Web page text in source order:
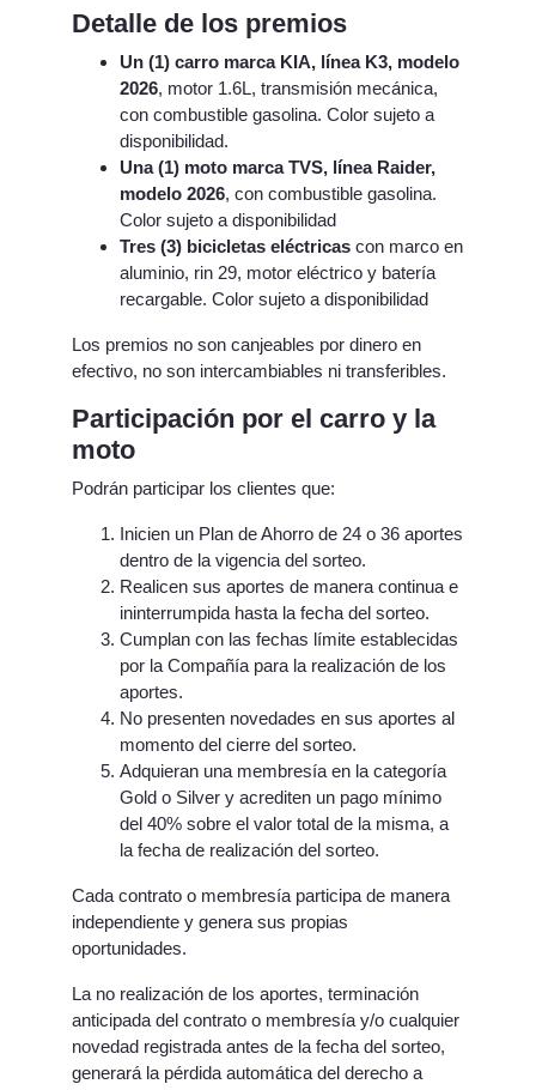
Detalle de los premios
Un (1) carro marca KIA, línea K3, modelo
2026, motor 1.6L, transmisión mecánica,
con combustible gasolina. Color sujeto a
disponibilidad.
Una (1) moto marca TVS, línea Raider,
modelo 2026, con combustible gasolina.
Color sujeto a disponibilidad
Tres (3) bicicletas eléctricas con marco en
aluminio, rin 29, motor eléctrico y batería
recargable. Color sujeto a disponibilidad
Los premios no son canjeables por dinero en
efectivo, no son intercambiables ni transferibles.
Participación por el carro y la
moto
Podrán participar los clientes que:
Inicien un Plan de Ahorro de 24 o 36 aportes
dentro de la vigencia del sorteo.
Realicen sus aportes de manera continua e
ininterrumpida hasta la fecha del sorteo.
Cumplan con las fechas límite establecidas
por la Compañía para la realización de los
aportes.
No presenten novedades en sus aportes al
momento del cierre del sorteo.
Adquieran una membresía en la categoría
Gold o Silver y acrediten un pago mínimo
del 40% sobre el valor total de la misma, a
la fecha de realización del sorteo.
Cada contrato o membresía participa de manera
independiente y genera sus propias
oportunidades.
La no realización de los aportes, terminación
anticipada del contrato o membresía y/o cualquier
novedad registrada antes de la fecha del sorteo,
generará la pérdida automática del derecho a